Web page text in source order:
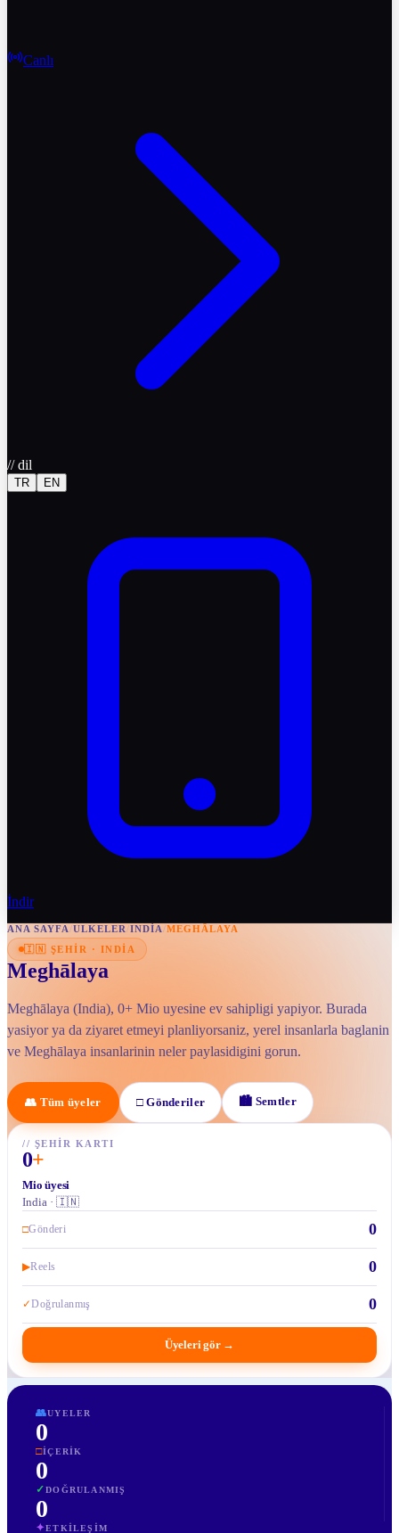
Canlı
//dil
TR EN
İndir
ANA SAYFA/ULKELER/INDIA/MEGHĀLAYA
🇮🇳 ŞEHIR · INDIA
Meghālaya
Meghālaya (India), 0+ Mio uyesine ev sahipligi yapiyor. Burada
yasiyor ya da ziyaret etmeyi planliyorsaniz, yerel insanlarla baglanin
ve Meghālaya insanlarinin neler paylasidigini gorun.
👥 Tüm üyeler □Gönderiler 🏙 Semtler
// ŞEHIR KARTI
0+
Mio üyesi
India · 🇮🇳
□Gönderi 0
▶Reels 0
✓Doğrulanmış 0
Üyeleri gör →
👥UYELER
0
□İÇERIK
0
✓DOĞRULANMIŞ
0
✦ETKILEŞIM